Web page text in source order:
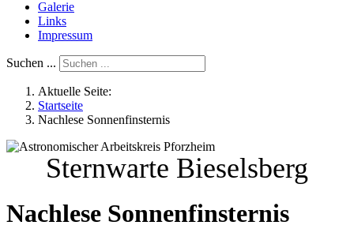
Galerie
Links
Impressum
Suchen ...
Aktuelle Seite:
Startseite
Nachlese Sonnenfinsternis
Sternwarte Bieselsberg
Nachlese Sonnenfinsternis